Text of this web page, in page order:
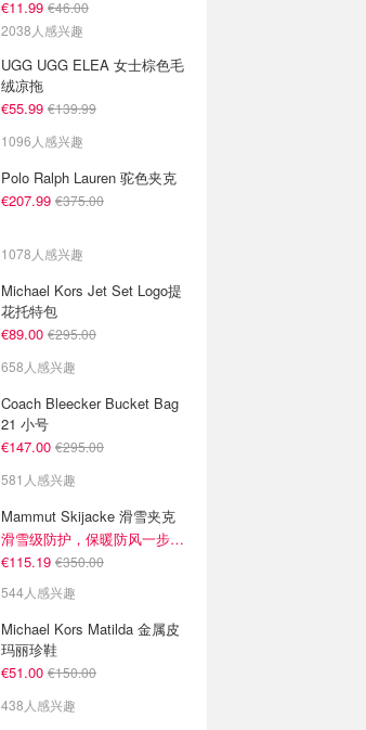
€11.99 €46.00
2038人感兴趣
UGG UGG ELEA 女士棕色毛
绒凉拖
€55.99 €139.99
1096人感兴趣
Polo Ralph Lauren 驼色夹克
€207.99 €375.00
1078人感兴趣
Michael Kors Jet Set Logo提
花托特包
€89.00 €295.00
658人感兴趣
Coach Bleecker Bucket Bag
21 小号
€147.00 €295.00
581人感兴趣
Mammut Skijacke 滑雪夹克
滑雪级防护，保暖防风一步到位！仅剩s！
€115.19 €350.00
544人感兴趣
Michael Kors Matilda 金属皮
玛丽珍鞋
€51.00 €150.00
438人感兴趣